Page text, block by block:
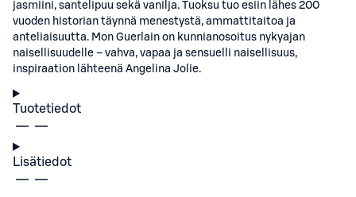
jasmiini, santelipuu sekä vanilja. Tuoksu tuo esiin lähes 200
vuoden historian täynnä menestystä, ammattitaitoa ja
anteliaisuutta. Mon Guerlain on kunnianosoitus nykyajan
naisellisuudelle – vahva, vapaa ja sensuelli naisellisuus,
inspiraation lähteenä Angelina Jolie.
Tuotetiedot
Lisätiedot